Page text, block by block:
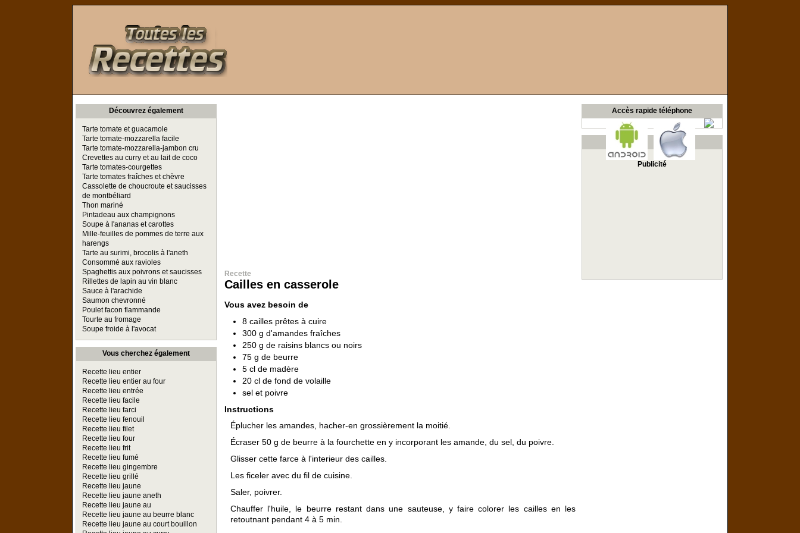
Découvrez également
Tarte tomate et guacamole
Tarte tomate-mozzarella facile
Tarte tomate-mozzarella-jambon cru
Crevettes au curry et au lait de coco
Tarte tomates-courgettes
Tarte tomates fraîches et chèvre
Cassolette de choucroute et saucisses
de montbéliard
Thon mariné
Pintadeau aux champignons
Soupe à l'ananas et carottes
Mille-feuilles de pommes de terre aux
harengs
Tarte au surimi, brocolis à l'aneth
Consommé aux ravioles
Spaghettis aux poivrons et saucisses
Rillettes de lapin au vin blanc
Sauce à l'arachide
Saumon chevronné
Poulet facon flammande
Tourte au fromage
Soupe froide à l'avocat
Vous cherchez également
Recette lieu entier
Recette lieu entier au four
Recette lieu entrée
Recette lieu facile
Recette lieu farci
Recette lieu fenouil
Recette lieu filet
Recette lieu four
Recette lieu frit
Recette lieu fumé
Recette lieu gingembre
Recette lieu grillé
Recette lieu jaune
Recette lieu jaune aneth
Recette lieu jaune au
Recette lieu jaune au beurre blanc
Recette lieu jaune au court bouillon
Recette
Cailles en casserole
Vous avez besoin de
8 cailles prêtes à cuire
300 g d'amandes fraîches
250 g de raisins blancs ou noirs
75 g de beurre
5 cl de madère
20 cl de fond de volaille
sel et poivre
Instructions
Éplucher les amandes, hacher-en grossièrement la moitié.
Écraser 50 g de beurre à la fourchette en y incorporant les amande, du sel, du poivre.
Glisser cette farce à l'interieur des cailles.
Les ficeler avec du fil de cuisine.
Saler, poivrer.
Chauffer l'huile, le beurre restant dans une sauteuse, y faire colorer les cailles en les
retoutnant pendant 4 à 5 min.
Accès rapide téléphone
Publicité